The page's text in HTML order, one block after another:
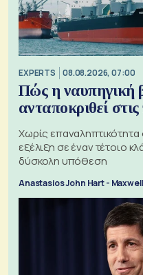
EXPERTS 08.08.2026, 07:00
Πώς η ναυπηγική
ανταποκριθεί
Χωρίς
εξέλιξη σε έναν τέτοιο
δύσκολη υπόθεση
Anastasios John Hart -